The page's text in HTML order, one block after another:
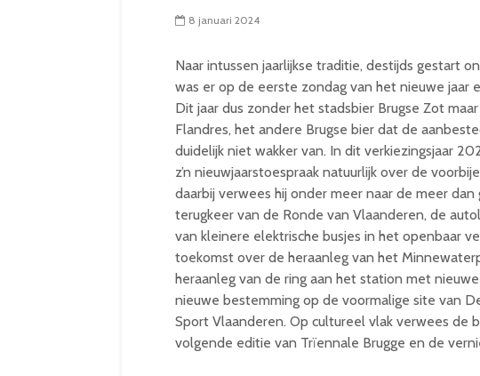
8 januari 2024
Naar intussen jaarlijkse traditie, destijds gestart
was er op de eerste zondag van het nieuwe jaar
Dit jaar dus zonder het stadsbier Brugse Zot
Flandres, het andere Brugse bier dat de
duidelijk niet wakker van. In dit verkiezingsjaar
z’n nieuwjaarstoespraak natuurlijk over de
daarbij verwees hij onder meer naar de meer
terugkeer van de Ronde van Vlaanderen, de
van kleinere elektrische busjes in het openbaar
toekomst over de heraanleg van het
heraanleg van de ring aan het station met
nieuwe bestemming op de voormalige site van
Sport Vlaanderen. Op cultureel vlak verwees de
volgende editie van Trïennale Brugge en de